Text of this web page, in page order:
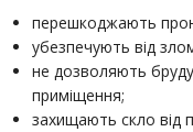
перешкоджають
убезпечують від
не дозволяють
приміщення;
захищають скло від